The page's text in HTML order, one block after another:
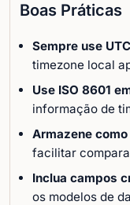
Boas Práticas
Sempre use
timezone local
Use ISO 8601
informação de
Armazene
facilitar
Inclua campos
os modelos de